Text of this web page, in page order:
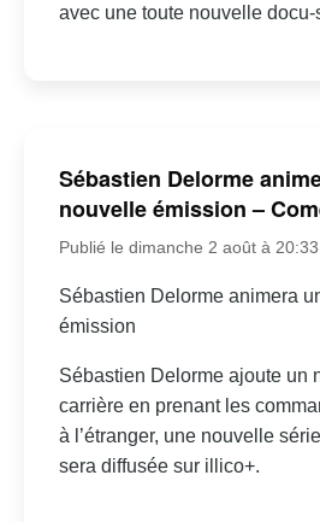
avec une toute nouvelle
Sébastien Delorme
nouvelle émission –
Publié le dimanche 2 août à 20:33
Sébastien Delorme animera
émission
Sébastien Delorme ajoute un
carrière en prenant les
à l’étranger, une nouvelle
sera diffusée sur illico+.